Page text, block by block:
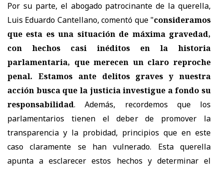
Por su parte, el abogado patrocinante de la querella,
Luis Eduardo Cantellano, comentó que "consideramos
que esta es una situación de máxima gravedad,
con hechos casi inéditos en la historia
parlamentaria, que merecen un claro reproche
penal. Estamos ante delitos graves y nuestra
acción busca que la justicia investigue a fondo su
responsabilidad. Además, recordemos que los
parlamentarios tienen el deber de promover la
transparencia y la probidad, principios que en este
caso claramente se han vulnerado. Esta querella
apunta a esclarecer estos hechos y determinar el